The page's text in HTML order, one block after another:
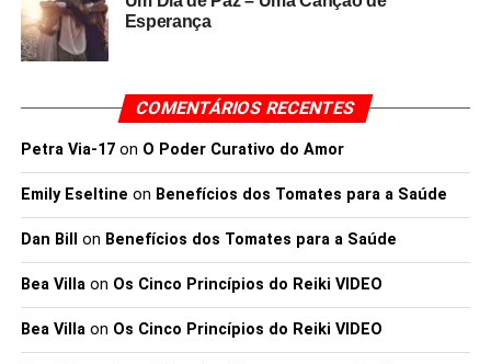
Esperança
COMENTÁRIOS RECENTES
Petra Via-17on O Poder Curativo do Amor
Emily Eseltine on Benefícios dos Tomates para a Saúde
Dan Bill on Benefícios dos Tomates para a Saúde
Bea Villaon Os Cinco Princípios do Reiki VIDEO
Bea Villaon Os Cinco Princípios do Reiki VIDEO